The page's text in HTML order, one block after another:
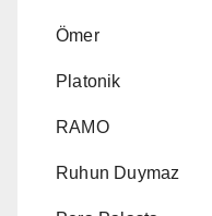
Ömer
Platonik
RAMO
Ruhun Duymaz